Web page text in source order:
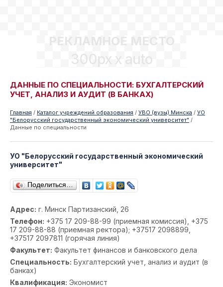
Забыли пароль?
Войти
РЕКЛАМНОЕ МЕСТО
300px x auto
ДАННЫЕ ПО СПЕЦИАЛЬНОСТИ: БУХГАЛТЕРСКИЙ
УЧЕТ, АНАЛИЗ И АУДИТ (В БАНКАХ)
Главная / Каталог учреждений образования / УВО (вузы) Минска / УО
"Белорусский государственный экономический университет" /
Данные по специальности
УО "Белорусский государственный экономический
университет"
Поделиться…
Адрес: г. Минск Партизанский, 26
Телефон: +375 17 209-88-99 (приемная комиссия), +375
17 209-88-88 (приемная ректора); +37517 2098899,
+37517 2097811 (горячая линия)
Факультет: Факультет финансов и банковского дела
Специальность: Бухгалтерский учет, анализ и аудит (в
банках)
Квалификация: Экономист